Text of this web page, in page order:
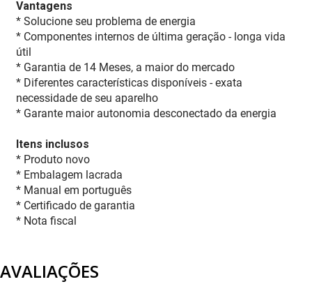
Vantagens
* Solucione seu problema de energia
* Componentes internos de última geração - longa vida
útil
* Garantia de 14 Meses, a maior do mercado
* Diferentes características disponíveis - exata
necessidade de seu aparelho
* Garante maior autonomia desconectado da energia
Itens inclusos
* Produto novo
* Embalagem lacrada
* Manual em português
* Certificado de garantia
* Nota fiscal
AVALIAÇÕES